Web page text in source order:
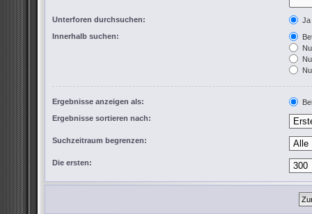
Unterforen durchsuchen:
Ja
Innerhalb suchen:
Ergebnisse anzeigen als:
Ergebnisse sortieren nach:
Suchzeitraum begrenzen:
Die ersten: